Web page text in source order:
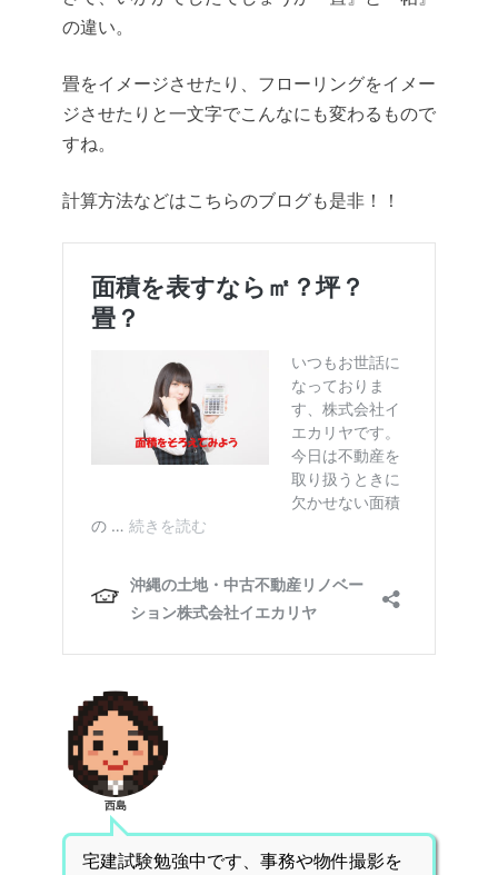
の違い。
畳をイメージさせたり、フローリングをイメー
ジさせたりと一文字でこんなにも変わるもので
すね。
計算方法などはこちらのブログも是非！！
西島
宅建試験勉強中です、事務や物件撮影を